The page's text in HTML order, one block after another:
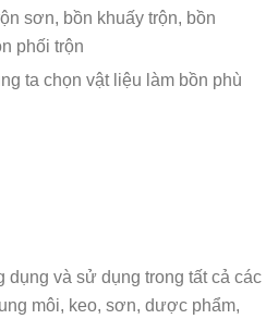
sơn, bồn khuấy trộn, bồn
phối trộn
ta chọn vật liệu làm bồn phù
dụng và sử dụng trong tất cả các
môi, keo, sơn, dược phẩm,